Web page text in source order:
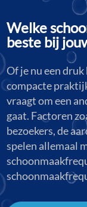
Welke
beste bij
Of je nu een
compacte
vraagt om een
gaat. Factoren
bezoekers, de
spelen allemaal